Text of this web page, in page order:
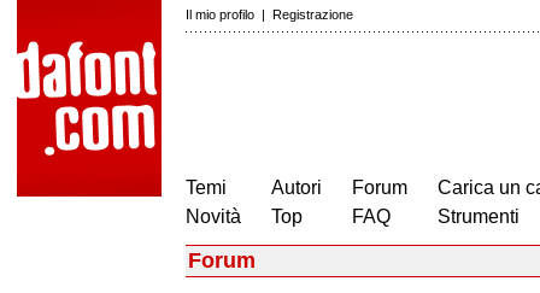
Il mio profilo | Registrazione
Temi
Novità
Autori
Top
Forum
FAQ
Carica un
Strumenti
Forum